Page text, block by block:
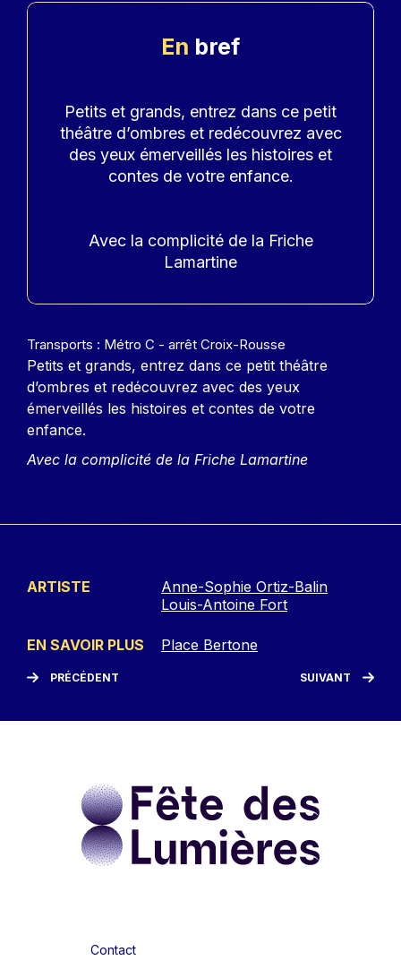
En bref
Petits et grands, entrez dans ce petit
théâtre d’ombres et redécouvrez avec
des yeux émerveillés les histoires et
contes de votre enfance.
Avec la complicité de la Friche
Lamartine
Contenu
Transports : Métro C - arrêt Croix-Rousse
Petits et grands, entrez dans ce petit théâtre
d’ombres et redécouvrez avec des yeux
émerveillés les histoires et contes de votre
enfance.
Avec la complicité de la Friche Lamartine
ARTISTE
Anne-Sophie Ortiz-Balin
Louis-Antoine Fort
EN SAVOIR PLUS Place Bertone
PRÉCÉDENT SUIVANT
Contact